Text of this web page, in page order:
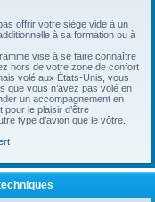
offrir votre siège vide à un
à sa formation ou à
vise à se faire connaître
hors de votre zone de confort
volé aux États-Unis, vous
que vous n’avez pas volé en
un accompagnement en
le plaisir d’être
type d’avion que le vôtre.